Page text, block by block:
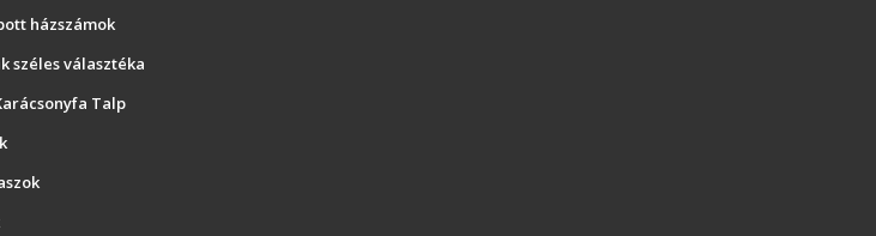
házszámok
széles választéka
Talp